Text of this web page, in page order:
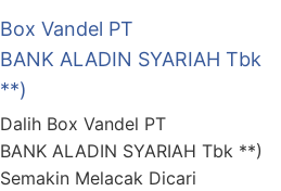
Box Vandel PT
BANK ALADIN SYARIAH Tbk
**)
Dalih Box Vandel PT
BANK ALADIN SYARIAH Tbk **)
Semakin Melacak Dicari